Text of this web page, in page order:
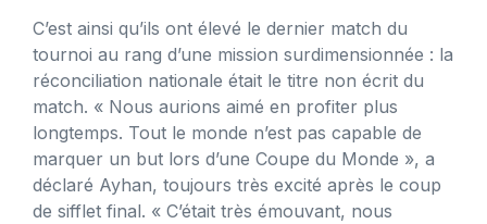
C’est ainsi qu’ils ont élevé le dernier match du
tournoi au rang d’une mission surdimensionnée : la
réconciliation nationale était le titre non écrit du
match. « Nous aurions aimé en profiter plus
longtemps. Tout le monde n’est pas capable de
marquer un but lors d’une Coupe du Monde », a
déclaré Ayhan, toujours très excité après le coup
de sifflet final. « C’était très émouvant, nous